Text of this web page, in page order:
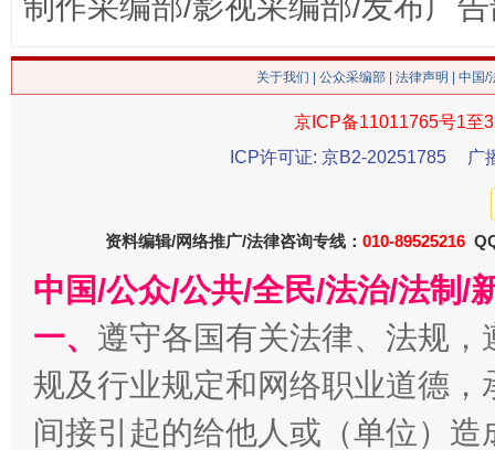
这是一记警钟！ 谢
在谋一域中谋全局
今
关于我们 公众采编部 法律声明 | 中国
京ICP备11011765号1至
ICP许可证: 京B2-20251785
广
资料编辑/网络推广/法律咨询专线： 010-89525216
中国/公众/公共/全民/法治/法制/
一、 遵守各国有关法律、法规
规及行业规定和网络职业道德
间接引起的给他人或（单位）